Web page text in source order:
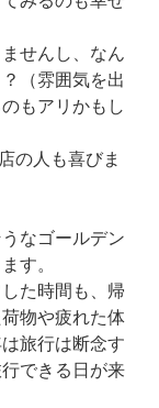
せんし、なん
（雰囲気を出
もアリかもし
の人も喜びま
なゴールデン
す。
た時間も、帰
物や疲れた体
旅行は断念す
できる日が来